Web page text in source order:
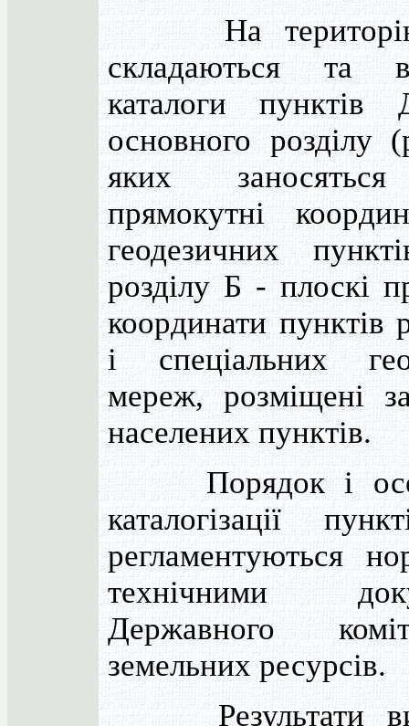
На територію
складаються та
каталоги
основного розділу
яких
прямокутні
геодезичних
розділу Б - плоскі
координати пунктів
і спеціальних
мереж, розміщені
населених пунктів.
Порядок і
каталогізації
регламентуються
технічними
Державного
земельних ресурсів.
Результати